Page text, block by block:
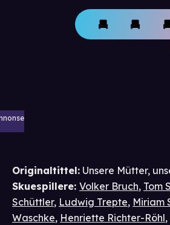
Originaltittel: Unsere Mütter,
Skuespillere: Volker Bruch, Tom
Schüttler, Ludwig Trepte, Miriam
Waschke, Henriette Richter-Röhl,